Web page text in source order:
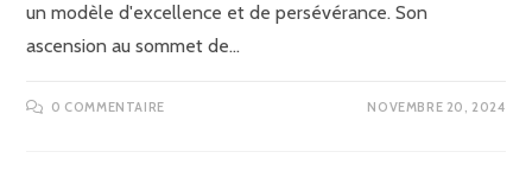
un modèle d'excellence et de persévérance. Son
ascension au sommet de…
0 COMMENTAIRE NOVEMBRE 20, 2024